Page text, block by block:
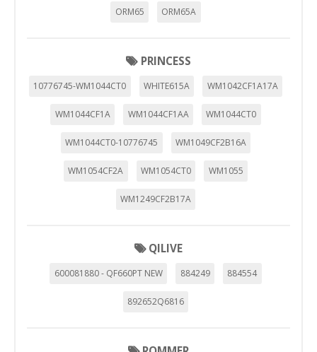
ORM65 ORM65A
PRINCESS
10776745-WM1044CT0 WHITE615A WM1042CF1A17A
WM1044CF1A WM1044CF1AA WM1044CT0
WM1044CT0-10776745 WM1049CF2B16A
WM1054CF2A WM1054CT0 WM1055
WM1249CF2B17A
QILIVE
600081880 - QF660PT NEW 884249 884554
892652Q6816